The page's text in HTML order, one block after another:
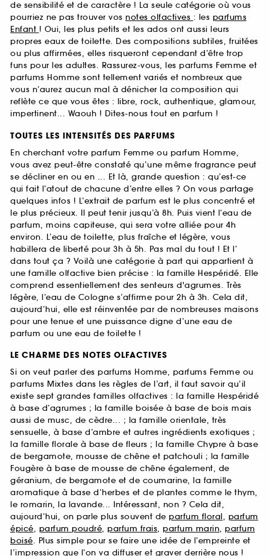
de sensibilité et de caractère ! La seule catégorie où vous
pourriez ne pas trouver vos notes olfactives : les parfums
Enfant ! Oui, les plus petits et les ados ont aussi leurs
propres eaux de toilette. Des compositions subtiles, fruitées
ou plus affirmées, elles risqueront cependant d’être trop
funs pour les adultes. Rassurez-vous, les parfums Femme et
parfums Homme sont tellement variés et nombreux que
vous n’aurez aucun mal à dénicher la composition qui
reflète ce que vous êtes : libre, rock, authentique, glamour,
impertinent... Waouh ! Dites-nous tout en parfum !
TOUTES LES INTENSITÉS DES PARFUMS
En cherchant votre parfum Femme ou parfum Homme,
vous avez peut-être constaté qu’une même fragrance peut
se décliner en ou en ... Et là, grande question : qu’est-ce
qui fait l’atout de chacune d’entre elles ? On vous partage
quelques infos ! L’extrait de parfum est le plus concentré et
le plus précieux. Il peut tenir jusqu’à 8h. Puis vient l’eau de
parfum, moins capiteuse, qui sera votre alliée pour 4h
environ. L’eau de toilette, plus fraîche et légère, vous
habillera de liberté pour 3h à 5h. Pas mal du tout ! Et l’
dans tout ça ? Voilà une catégorie à part qui appartient à
une famille olfactive bien précise : la famille Hespéridé. Elle
comprend essentiellement des senteurs d'agrumes. Très
légère, l’eau de Cologne s’affirme pour 2h à 3h. Cela dit,
aujourd’hui, elle est réinventée par de nombreuses maisons
pour une tenue et une puissance digne d’une eau de
parfum ou une eau de toilette !
LE CHARME DES NOTES OLFACTIVES
Si on veut parler des parfums Homme, parfums Femme ou
parfums Mixtes dans les règles de l’art, il faut savoir qu’il
existe sept grandes familles olfactives : la famille Hespéridé
à base d’agrumes ; la famille boisée à base de bois mais
aussi de musc, de cèdre... ; la famille orientale, très
sensuelle, à base d’ambre et autres ingrédients exotiques ;
la famille florale à base de fleurs ; la famille Chypre à base
de bergamote, mousse de chêne et patchouli ; la famille
Fougère à base de mousse de chêne également, de
géranium, de bergamote et de coumarine, la famille
aromatique à base d’herbes et de plantes comme le thym,
le romarin, la lavande... Intéressant, non ? Cela dit,
aujourd’hui, on parle plus souvent de parfum floral, parfum
épicé, parfum poudré, parfum frais, parfum marin, parfum
boisé. Plus simple pour se faire une idée de l’empreinte et
l’impression que l’on va diffuser et graver derrière nous !